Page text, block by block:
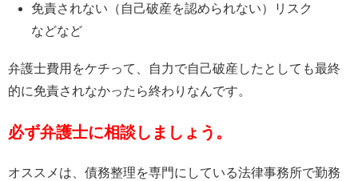
免責されない（自己破産を認められない）リスク
などなど
弁護士費用をケチって、自力で自己破産したとしても最終
的に免責されなかったら終わりなんです。
必ず弁護士に相談しましょう。
オススメは、債務整理を専門にしている法律事務所で勤務